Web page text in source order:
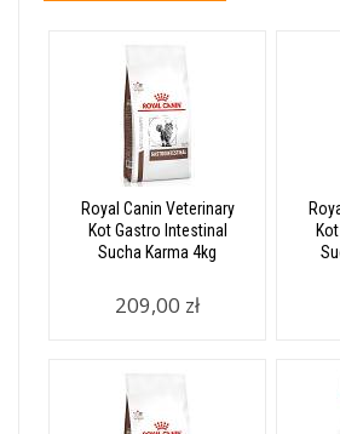
Royal Canin Veterinary
Kot Gastro Intestinal
Sucha Karma 4kg
209,00 zł